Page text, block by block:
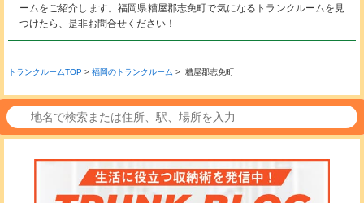
ームをご紹介します。福岡県糟屋郡志免町で気になるトランクルームを見
つけたら、是非お問合せください！
トランクルームTOP > 福岡のトランクルーム > 糟屋郡志免町